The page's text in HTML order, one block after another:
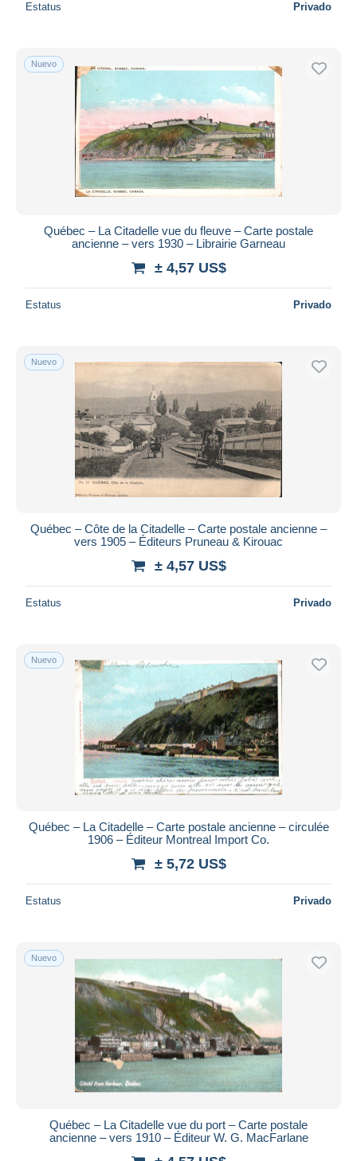
Estatus Privado
Nuevo
Québec – La Citadelle vue du fleuve – Carte postale
ancienne – vers 1930 – Librairie Garneau
± 4,57 US$
Estatus Privado
Nuevo
Québec – Côte de la Citadelle – Carte postale ancienne –
vers 1905 – Éditeurs Pruneau & Kirouac
± 4,57 US$
Estatus Privado
Nuevo
Québec – La Citadelle – Carte postale ancienne – circulée
1906 – Éditeur Montreal Import Co.
± 5,72 US$
Estatus Privado
Nuevo
Québec – La Citadelle vue du port – Carte postale
ancienne – vers 1910 – Éditeur W. G. MacFarlane